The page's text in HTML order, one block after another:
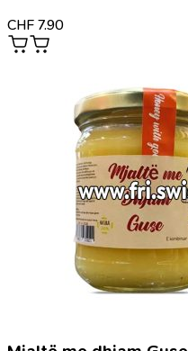
CHF 7.90